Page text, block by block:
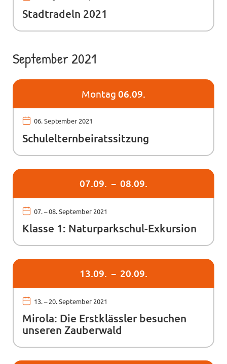
Stadtradeln 2021
September 2021
Montag 06.09.
06. September 2021
Schulelternbeiratssitzung
07.09. 08.09.
07. – 08.September 2021
Klasse 1: Naturparkschul-Exkursion
13.09. 20.09.
13. – 20.September 2021
Mirola: Die Erstklässler besuchen
unseren Zauberwald